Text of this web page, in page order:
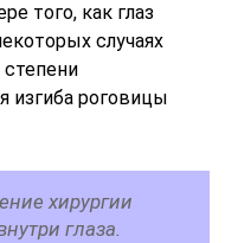
того, как глаз
случаях
изгиба роговицы
хирургии
глаза.